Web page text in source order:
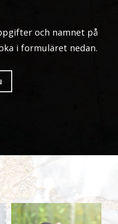
och namnet på
i formuläret nedan.